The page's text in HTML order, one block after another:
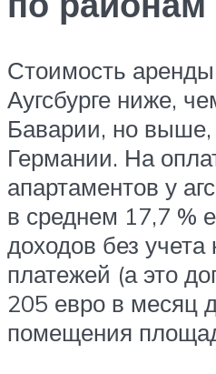
Стоимость
Аугсбурге ниже,
Баварии, но
Германии. На
апартаментов у
в среднем 17,7 %
доходов без
платежей (а это
205 евро в месяц
помещения